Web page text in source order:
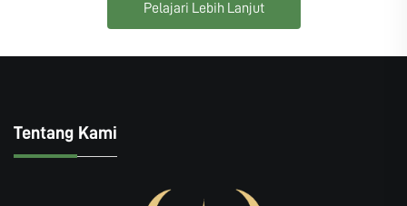
Pelajari Lebih Lanjut
Tentang Kami